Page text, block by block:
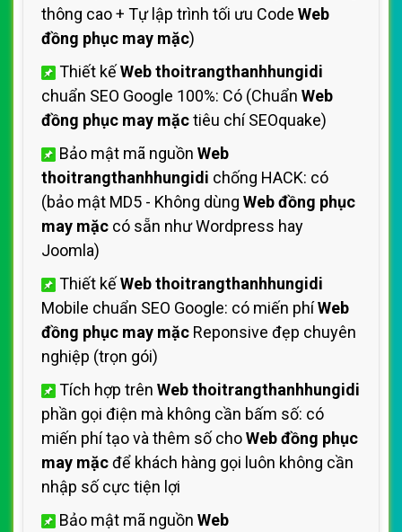
thông cao + Tự lập trình tối ưu Code Web
đồng phục may mặc)
Thiết kếWeb thoitrangthanhhungidi
chuẩn SEO Google 100%: Có (Chuẩn Web
đồng phục may mặctiêu chí SEOquake)
Bảo mật mã nguồn Web
thoitrangthanhhungidi chống HACK: có
(bảo mật MD5 - Không dùng Web đồng phục
may mặc có sẵn như Wordpress hay
Joomla)
Thiết kếWeb thoitrangthanhhungidi
Mobile chuẩn SEO Google: có miến phíWeb
đồng phục may mặc Reponsive đẹp chuyên
nghiệp (trọn gói)
Tích hợp trên Web thoitrangthanhhungidi
phần gọi điện mà không cần bấm số: có
miến phí tạo và thêm số choWeb đồng phục
may mặcđể khách hàng gọi luôn không cần
nhập số cực tiện lợi
Bảo mật mã nguồn Web